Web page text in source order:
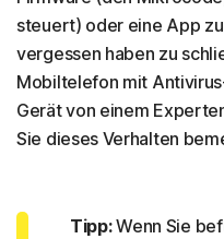
steuert) oder eine App
vergessen haben zu
Mobiltelefon mit
Gerät von einem
Sie dieses Verhalten
Tipp:Wenn Sie